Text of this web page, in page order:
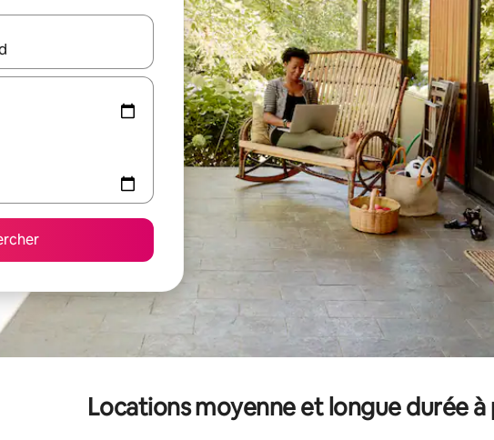
utilisez les flèches vers le haut et vers le bas pour les parcourir ou en appuyant
Locations moyenne et longue durée